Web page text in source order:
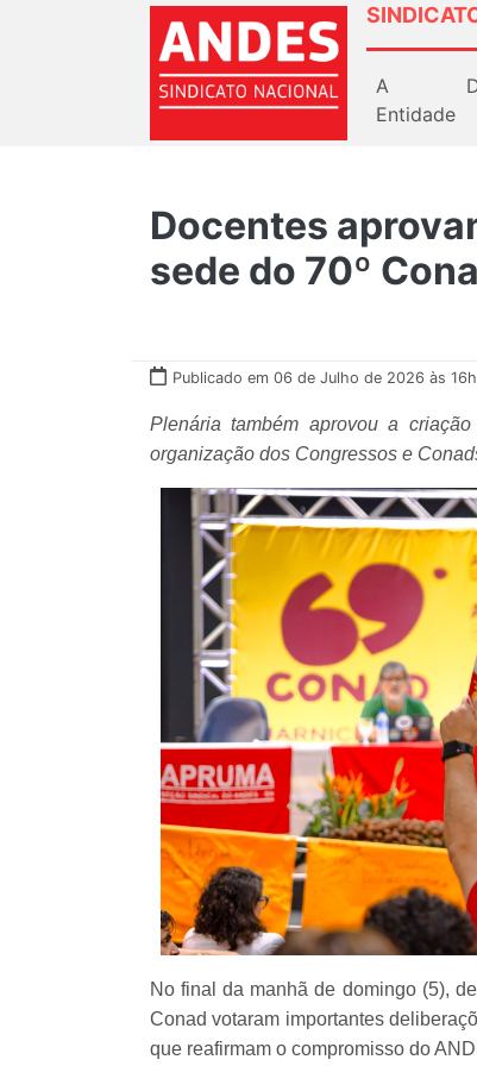
A
Entidade
Docentes
sede do 70º
Publicado em 06 de Julho de 2026 às
Plenária também aprovou a
organização dos Congressos e
No final da manhã de domingo (5),
Conad votaram importantes
que reafirmam o compromisso do